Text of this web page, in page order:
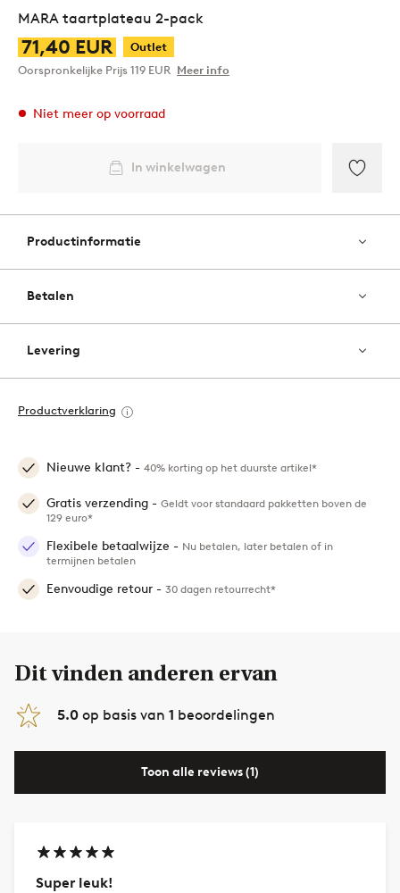
MARA taartplateau 2-pack
71,40 EUR
Outlet
Oorspronkelijke Prijs 119 EUR Meer info
Niet meer op voorraad
In winkelwagen
aan
Productinformatie
Betalen
Levering
Productverklaring
Nieuwe klant? - 40% korting op het duurste artikel*
Gratis verzending - Geldt voor standaard pakketten boven de
129 euro*
Flexibele betaalwijze - Nu betalen, later betalen of in
termijnen betalen
Eenvoudige retour - 30 dagen retourrecht*
Dit vinden anderen ervan
5.0 op basis van 1 beoordelingen
Toon alle reviews (1)
Super leuk!